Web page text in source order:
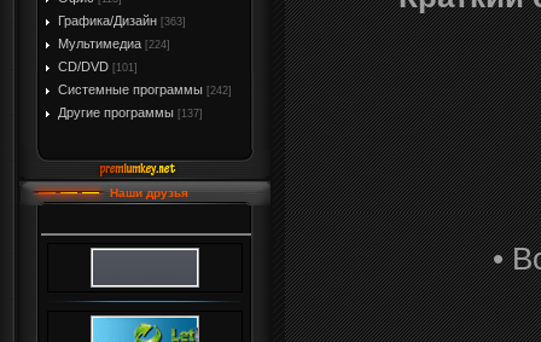
Графика/Дизайн [363]
Мультимедиа [224]
CD/DVD [101]
Системные программы [242]
Другие программы [137]
Наши друзья
•